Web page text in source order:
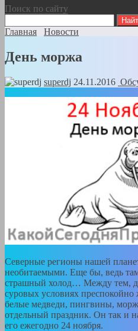
Поиск по сайту
Главная Новости
День моржа
superdj 24.11.2016
Северные регионы нашей
необитаемыми. Еще бы, ведь
страшный холод… Между тем,
суровых условиях
белые медведи, пингвины,
отдельный праздник. Он так и
его ежегодно 24 ноября.